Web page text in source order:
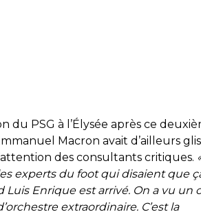
du PSG à l’Élysée après ce
Macron avait d’ailleurs
des consultants critiques.
experts du foot qui disaient que
Enrique est arrivé. On a vu un
extraordinaire. C’est la